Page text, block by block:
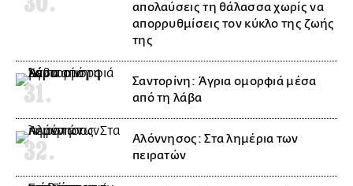
απολαύσεις τη θάλασσα χωρίς να
απορρυθμίσεις τον κύκλο της ζωής
της
Σαντορίνη: Άγρια ομορφιά μέσα
από τη λάβα
Αλόννησος: Στα λημέρια των
πειρατών